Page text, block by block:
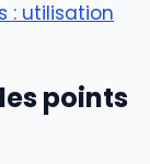
: utilisation
points